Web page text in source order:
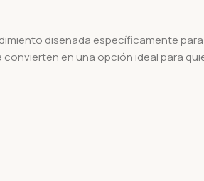
diseñada específicamente
en una opción ideal para